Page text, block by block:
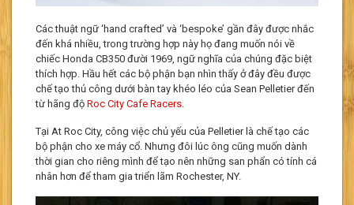
Các thuật ngữ ‘hand crafted’ và ‘bespoke’ gần đây được nhắc
đến khá nhiều, trong trường hợp này họ đang muốn nói về
chiếc Honda CB350 đười 1969, ngữ nghĩa của chúng đặc biệt
thích hợp. Hầu hết các bộ phận bạn nhìn thấy ở đây đều được
chế tạo thủ công dưới bàn tay khéo léo của Sean Pelletier đến
từ hãng độ Roc City Cafe Racers.
Tại At Roc City, công việc chủ yếu của Pelletier là chế tạo các
bộ phận cho xe máy cổ. Nhưng đôi lúc ông cũng muốn dành
thời gian cho riêng mình để tạo nên những san phẩn có tính cá
nhân hơn để tham gia triển lãm Rochester, NY.